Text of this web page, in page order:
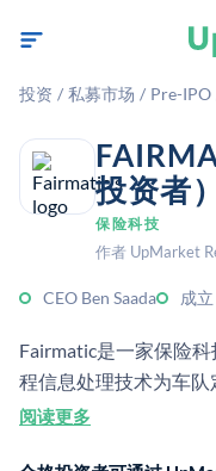
投资 / 私募市场 / Pre-IPO
投资者）
保险科技
作者 UpMarket
CEO Ben Saada 成
Fairmatic是一家保险
程信息处理技术为车队
为基础的承保和为车队
阅读更多